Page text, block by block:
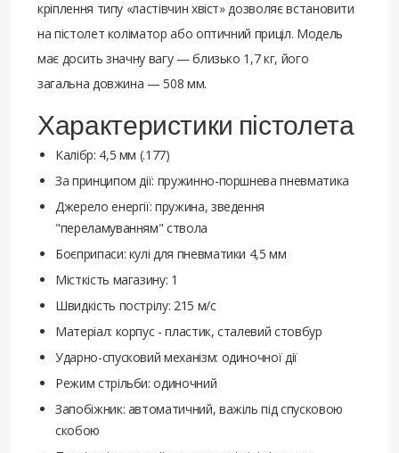
кріплення типу «ластівчин хвіст» дозволяє встановити
на пістолет коліматор або оптичний приціл. Модель
має досить значну вагу — близько 1,7 кг, його
загальна довжина — 508 мм.
Характеристики пістолета
Калібр: 4,5 мм (.177)
За принципом дії: пружинно-поршнева пневматика
Джерело енергії: пружина, зведення
"переламуванням" ствола
Боєприпаси: кулі для пневматики 4,5 мм
Місткість магазину: 1
Швидкість пострілу: 215 м/с
Матеріал: корпус - пластик, сталевий стовбур
Ударно-спусковий механізм: одиночної дії
Режим стрільби: одиночний
Запобіжник: автоматичний, важіль під спусковою
скобою